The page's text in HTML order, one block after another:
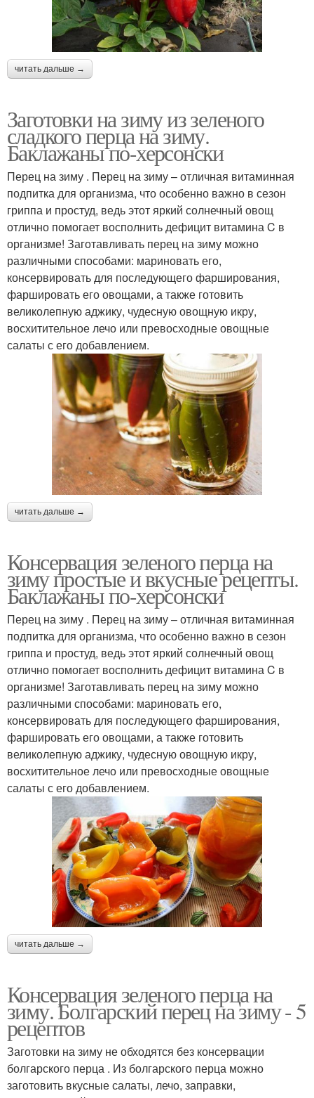
читать дальше →
Заготовки на зиму из зеленого
сладкого перца на зиму.
Баклажаны по-херсонски
Перец на зиму . Перец на зиму – отличная витаминная
подпитка для организма, что особенно важно в сезон
гриппа и простуд, ведь этот яркий солнечный овощ
отлично помогает восполнить дефицит витамина C в
организме! Заготавливать перец на зиму можно
различными способами: мариновать его,
консервировать для последующего фарширования,
фаршировать его овощами, а также готовить
великолепную аджику, чудесную овощную икру,
восхитительное лечо или превосходные овощные
салаты с его добавлением.
читать дальше →
Консервация зеленого перца на
зиму простые и вкусные рецепты.
Баклажаны по-херсонски
Перец на зиму . Перец на зиму – отличная витаминная
подпитка для организма, что особенно важно в сезон
гриппа и простуд, ведь этот яркий солнечный овощ
отлично помогает восполнить дефицит витамина C в
организме! Заготавливать перец на зиму можно
различными способами: мариновать его,
консервировать для последующего фарширования,
фаршировать его овощами, а также готовить
великолепную аджику, чудесную овощную икру,
восхитительное лечо или превосходные овощные
салаты с его добавлением.
читать дальше →
Консервация зеленого перца на
зиму. Болгарский перец на зиму - 5
рецептов
Заготовки на зиму не обходятся без консервации
болгарского перца . Из болгарского перца можно
заготовить вкусные салаты, лечо, заправки,